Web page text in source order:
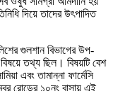
দিয়ে তাদের উৎপাদিত
গুলশান বিভাগের উপ-
তথ্য ছিল। বিষয়টি বেশ
এবং তামান্না ফার্মেসি
রোডের ১০নং বাসায় এই